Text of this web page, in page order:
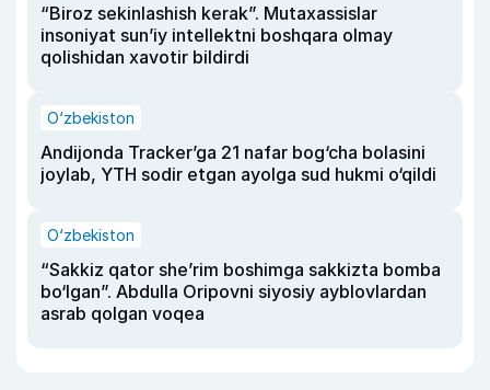
“Biroz sekinlashish kerak”. Mutaxassislar
insoniyat sun’iy intellektni boshqara olmay
qolishidan xavotir bildirdi
O‘zbekiston
Andijonda Tracker’ga 21 nafar bog‘cha bolasini
joylab, YTH sodir etgan ayolga sud hukmi o‘qildi
O‘zbekiston
“Sakkiz qator she’rim boshimga sakkizta bomba
bo‘lgan”. Abdulla Oripovni siyosiy ayblovlardan
asrab qolgan voqea